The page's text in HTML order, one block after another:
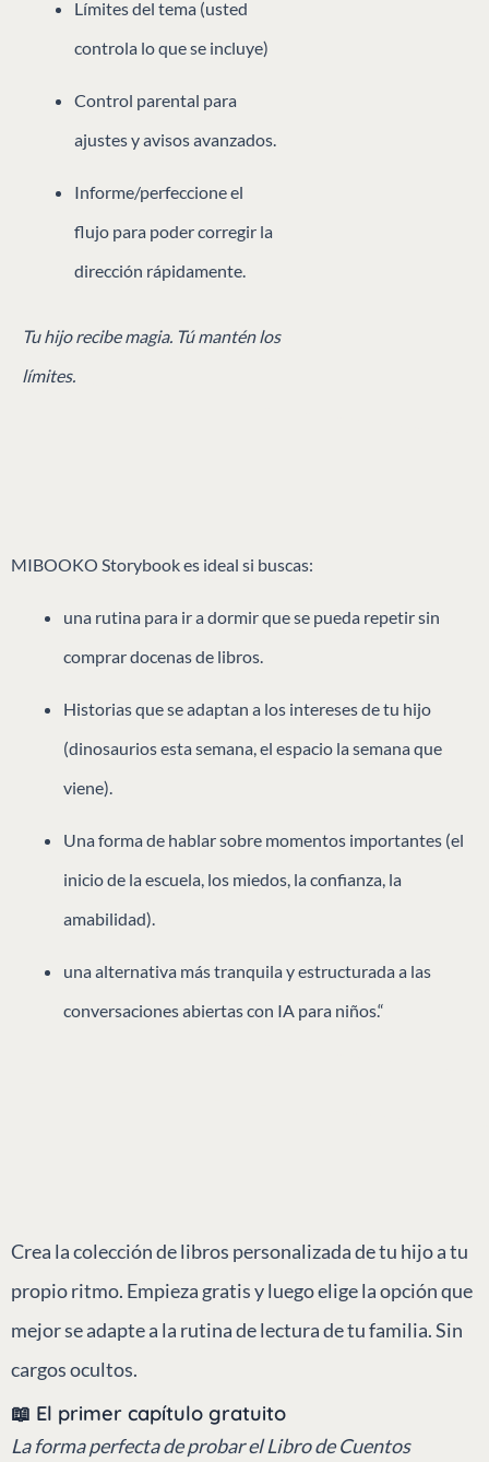
Límites del tema (usted
controla lo que se incluye)
Control parental para
ajustes y avisos avanzados.
Informe/perfeccione el
flujo para poder corregir la
dirección rápidamente.
Tu hijo recibe magia. Tú mantén los
límites.
MIBOOKO Storybook es ideal si buscas:
una rutina para ir a dormir que se pueda repetir sin
comprar docenas de libros.
Historias que se adaptan a los intereses de tu hijo
(dinosaurios esta semana, el espacio la semana que
viene).
Una forma de hablar sobre momentos importantes (el
inicio de la escuela, los miedos, la confianza, la
amabilidad).
una alternativa más tranquila y estructurada a las
conversaciones abiertas con IA para niños.“
Crea la colección de libros personalizada de tu hijo a tu
propio ritmo. Empieza gratis y luego elige la opción que
mejor se adapte a la rutina de lectura de tu familia. Sin
cargos ocultos.
📖 El primer capítulo gratuito
La forma perfecta de probar el Libro de Cuentos